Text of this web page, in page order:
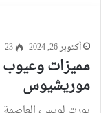
أكتوبر 26, 2024 23
مميزات
موريشيوس